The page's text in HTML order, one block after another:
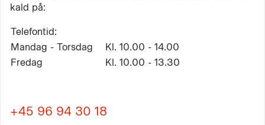
kald på:
Telefontid:
Mandag - Torsdag
Kl. 10.00 - 14.00
Fredag
Kl. 10.00 - 13.30
+45 96 94 30 18